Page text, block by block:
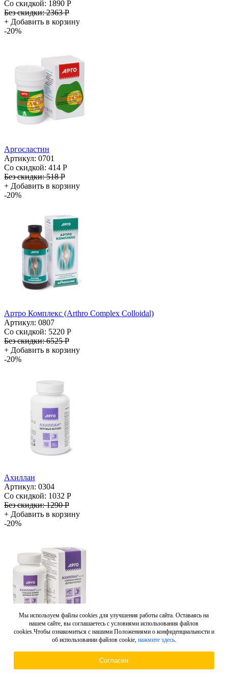
Со скидкой: 1890 Р
Без скидки:2363 Р
+ Добавить в корзину
-20%
Аргосластин
Артикул: 0701
Со скидкой: 414 Р
Без скидки:518 Р
+ Добавить в корзину
-20%
Артро Комплекс (Arthro Complex Colloidal)
Артикул: 0807
Со скидкой: 5220 Р
Без скидки:6525 Р
+ Добавить в корзину
-20%
Ахиллан
Артикул: 0304
Со скидкой: 1032 Р
Без скидки:1290 Р
+ Добавить в корзину
-20%
Ахиллан-форте
Артикул: 3550
Без скидки:2603 Р
Мы используем файлы cookies для улучшения работы сайта. Оставаясь на
нашем сайте, вы соглашаетесь с условиями использования файлов
cookies.Чтобы ознакомиться с нашими Положениями о конфиденциальности и
об использовании файлов cookie, нажмите здесь.
Согласен